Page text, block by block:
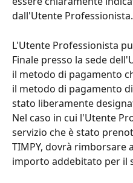
dall'Utente Professionista.
L'Utente Professionista
Finale presso la sede
il metodo di pagamento
il metodo di pagamento
stato liberamente
Nel caso in cui l'Utente
servizio che è stato
TIMPY, dovrà rimborsare
importo addebitato per il